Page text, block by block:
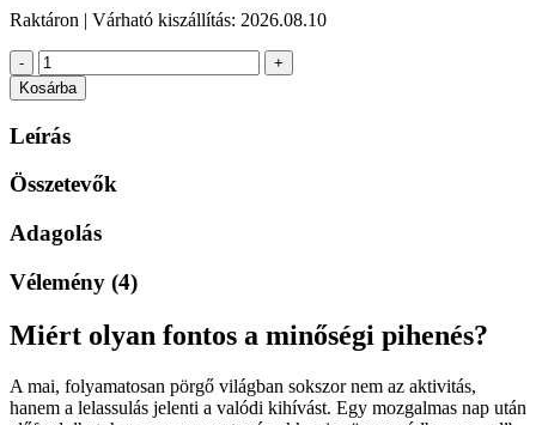
Raktáron | Várható kiszállítás: 2026.08.10
-
Deep
Sleep
"pihentető
alvás"
kapszula
db
+
Kosárba
Leírás
Összetevők
Adagolás
Vélemény (4)
Miért olyan fontos a minőségi pihenés?
A mai, folyamatosan pörgő világban sokszor nem az aktivitás,
hanem a lelassulás jelenti a valódi kihívást. Egy mozgalmas nap után